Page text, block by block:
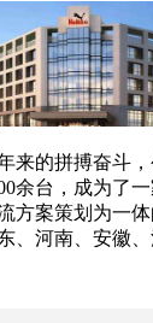
的拼搏奋斗，
余台，成为了
方案策划为一
、河南、安徽